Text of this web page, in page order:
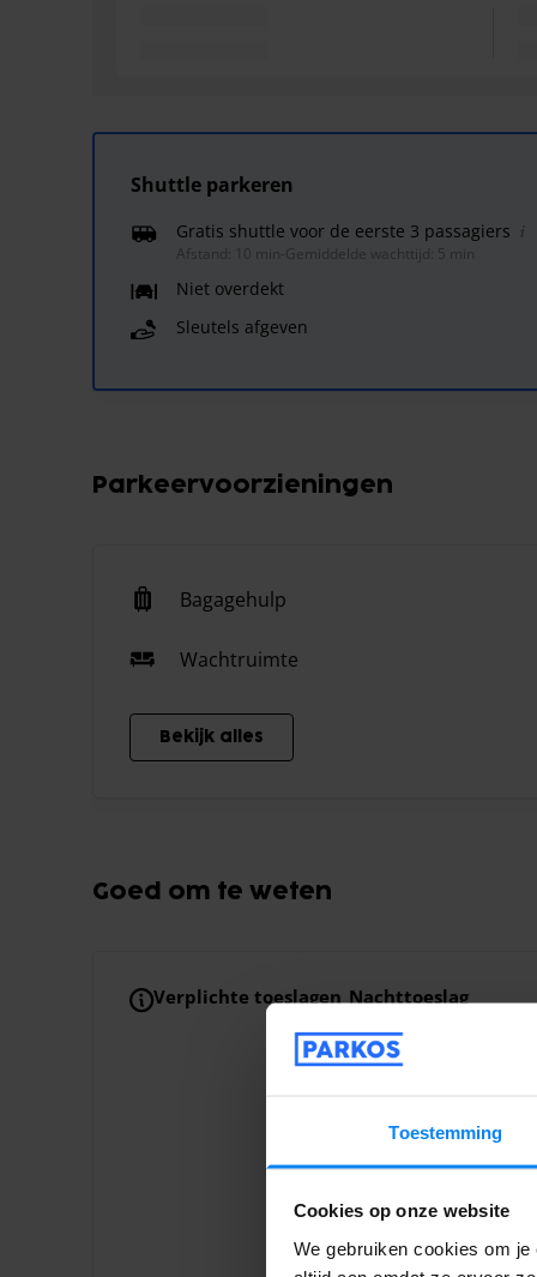
Toestemming
Cookies op onze website
We gebruiken cookies om
Shuttle parkeren
Gratis shuttle voor de eerste 3 passagiers
Afstand: 10 min Gemiddelde wachttijd: 5 min
Niet overdekt
Sleutels afgeven
Parkeervoorzieningen
Bagagehulp
Wachtruimte
Bekijk alles
Goed om te weten
Verplichte toeslagen Nachttoeslag
beschikbaar te houden.
Toeslag voor extra
Je boeking is
passagiers wordt €
Toeslag voor groter
Voertuigen met